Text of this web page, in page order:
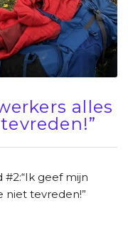
alles
geef mijn
niet tevreden!”